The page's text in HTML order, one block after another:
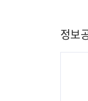
정보